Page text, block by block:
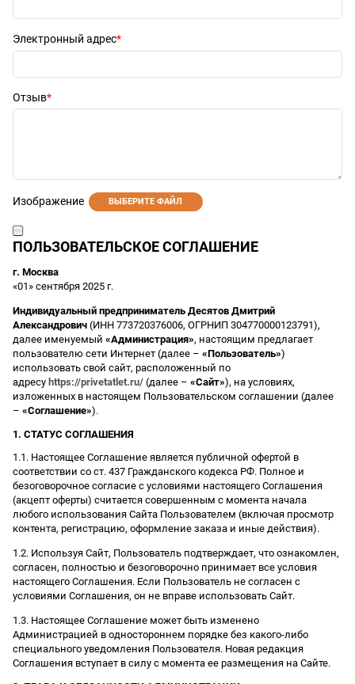
Электронный адрес
Отзыв
Изображение ВЫБЕРИТЕ ФАЙЛ
ПОЛЬЗОВАТЕЛЬСКОЕ СОГЛАШЕНИЕ
г. Москва
«01» сентября 2025 г.
Индивидуальный предприниматель Десятов Дмитрий
Александрович (ИНН 773720376006, ОГРНИП 304770000123791),
далее именуемый «Администрация», настоящим предлагает
пользователю сети Интернет (далее – «Пользователь»)
использовать свой сайт, расположенный по
адресу https://privetatlet.ru/ (далее – «Сайт»), на условиях,
изложенных в настоящем Пользовательском соглашении (далее
– «Соглашение»).
1. СТАТУС СОГЛАШЕНИЯ
1.1. Настоящее Соглашение является публичной офертой в
соответствии со ст. 437 Гражданского кодекса РФ. Полное и
безоговорочное согласие с условиями настоящего Соглашения
(акцепт оферты) считается совершенным с момента начала
любого использования Сайта Пользователем (включая просмотр
контента, регистрацию, оформление заказа и иные действия).
1.2. Используя Сайт, Пользователь подтверждает, что ознакомлен,
согласен, полностью и безоговорочно принимает все условия
настоящего Соглашения. Если Пользователь не согласен с
условиями Соглашения, он не вправе использовать Сайт.
1.3. Настоящее Соглашение может быть изменено
Администрацией в одностороннем порядке без какого-либо
специального уведомления Пользователя. Новая редакция
Соглашения вступает в силу с момента ее размещения на Сайте.